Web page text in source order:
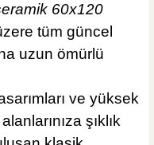
60x120
tüm güncel
uzun ömürlü
ve yüksek
şıklık